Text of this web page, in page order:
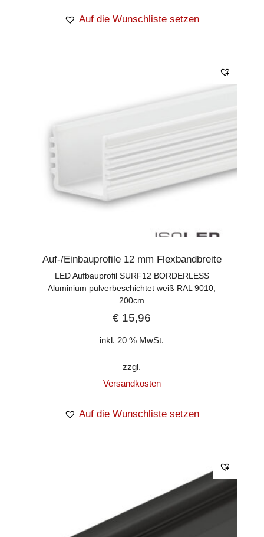
Auf die Wunschliste setzen
Auf-/Einbauprofile 12 mm Flexbandbreite
LED Aufbauprofil SURF12 BORDERLESS
Aluminium pulverbeschichtet weiß RAL 9010,
200cm
€ 15,96
inkl. 20 % MwSt.
zzgl.
Versandkosten
Auf die Wunschliste setzen